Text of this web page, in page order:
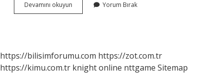
Devamını okuyun
Savunma
Yorum Bırak
https://bilisimforumu.com https://zot.com.tr
https://kimu.com.tr knight online nttgame Sitemap